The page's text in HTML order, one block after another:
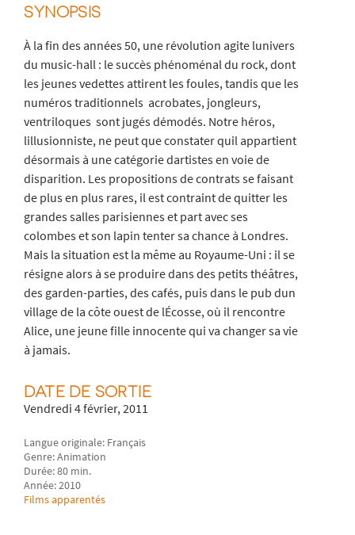
SYNOPSIS
À la fin des années 50, une révolution agite lunivers
du music-hall : le succès phénoménal du rock, dont
les jeunes vedettes attirent les foules, tandis que les
numéros traditionnels  acrobates, jongleurs,
ventriloques  sont jugés démodés. Notre héros,
lillusionniste, ne peut que constater quil appartient
désormais à une catégorie dartistes en voie de
disparition. Les propositions de contrats se faisant
de plus en plus rares, il est contraint de quitter les
grandes salles parisiennes et part avec ses
colombes et son lapin tenter sa chance à Londres.
Mais la situation est la même au Royaume-Uni : il se
résigne alors à se produire dans des petits théâtres,
des garden-parties, des cafés, puis dans le pub dun
village de la côte ouest de lÉcosse, où il rencontre
Alice, une jeune fille innocente qui va changer sa vie
à jamais.
DATE DE SORTIE
Vendredi 4 février, 2011
Langue originale: Français
Genre: Animation
Durée: 80 min.
Année: 2010
Films apparentés